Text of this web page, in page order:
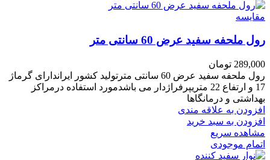
مقایسه
رول ملحفه سفید عرض 60 سانتی متر
289,000 تومان
رول ملحفه سفید عرض 60 سانتی مترتولید کشور ایراندارای گرماژ
17 و ارتفاع 22 متریپرفراژدار می باشدمورد استفاده درمراکز
بهداشتی و درمانگاها
افزودن به علاقه مندی
افزودن به سبد خرید
مشاهده سریع
اتمام موجودی